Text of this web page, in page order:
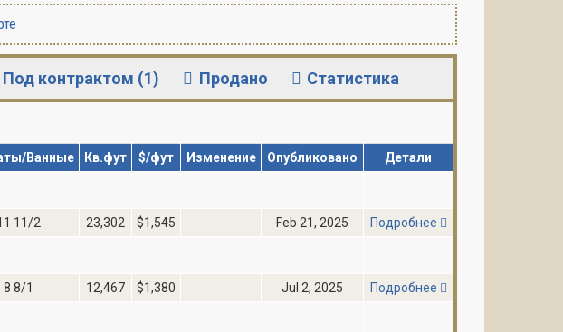
Под контрактом (1) Продано Статистика
Ванные Кв.фут $/фут Изменение Опубликовано Детали
11/2 23,302 $1,545 Feb 21, 2025 Подробнее
8 8/1 12,467 $1,380 Jul 2, 2025 Подробнее